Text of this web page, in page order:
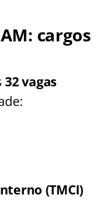
cargos
32 vagas
(TMCI)